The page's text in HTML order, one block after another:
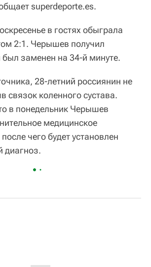
superdeporte.es.
в гостях обыграла
2:1. Черышев получил
был заменен на 34-й минуте.
28-летний россиянин не
связок коленного сустава.
в понедельник Черышев
медицинское
чего будет установлен
диагноз.